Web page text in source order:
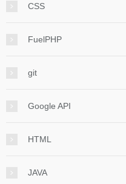
CSS
FuelPHP
git
Google API
HTML
JAVA